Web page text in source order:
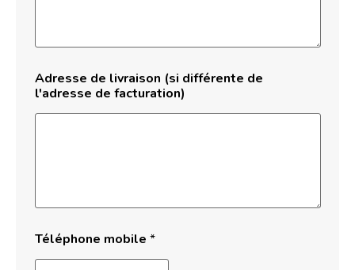
Adresse de livraison (si différente de
l'adresse de facturation)
Téléphone mobile *